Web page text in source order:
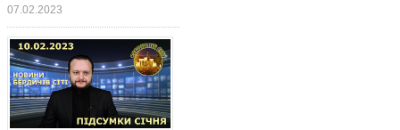
07.02.2023